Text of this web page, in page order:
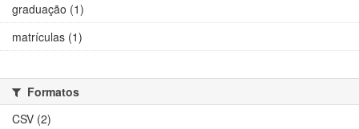
graduação (1)
matrículas (1)
Formatos
CSV (2)